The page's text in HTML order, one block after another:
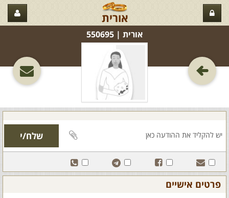
אורית
אורית‏ | 550695
פרטים אישיים